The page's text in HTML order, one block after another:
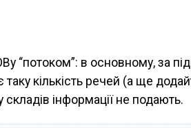
“потоком”: в основному, за
таку кількість речей (а ще
інформації не подають.